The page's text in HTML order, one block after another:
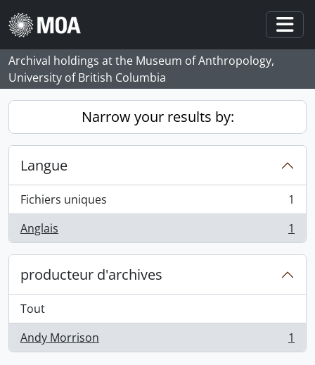
Skip to main content
Archival holdings at the Museum of Anthropology,
University of British Columbia
Narrow your results by:
Langue
Fichiers uniques
, 1 résultats
1
Anglais
, 1 résultats 1
producteur d'archives
Tout
Andy Morrison
, 1 résultats 1